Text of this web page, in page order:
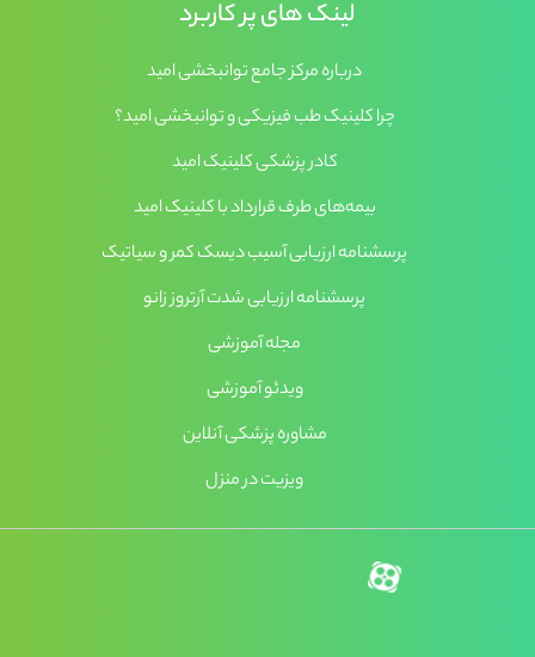
لینک های پر کاربرد
درباره مرکز جامع توانبخشی امید
چرا کلینیک طب فیزیکی و توانبخشی امید؟
کادر پزشکی کلینیک امید
بیمه‌های طرف قرارداد با کلینیک امید
پرسشنامه ارزیابی آسیب دیسک کمر و سیاتیک
پرسشنامه ارزیابی شدت آرتروز زانو
مجله آموزشی
ویدئو آموزشی
مشاوره پزشکی آنلاین
ویزیت در منزل